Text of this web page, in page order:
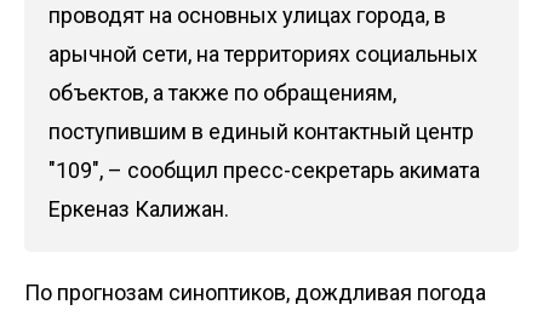
проводят на основных улицах города, в
арычной сети, на территориях социальных
объектов, а также по обращениям,
поступившим в единый контактный центр
"109", – сообщил пресс-секретарь акимата
Еркеназ Калижан.
По прогнозам синоптиков, дождливая погода